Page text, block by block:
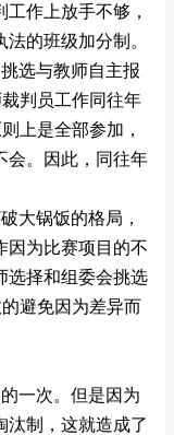
作上放手不够，
的班级加分制。
选与教师自主报
判员工作同往年
上是全部参加，
会。因此，同往年
大锅饭的格局，
因为比赛项目的不
选择和组委会挑选
避免因为差异而
一次。但是因为
汰制，这就造成了